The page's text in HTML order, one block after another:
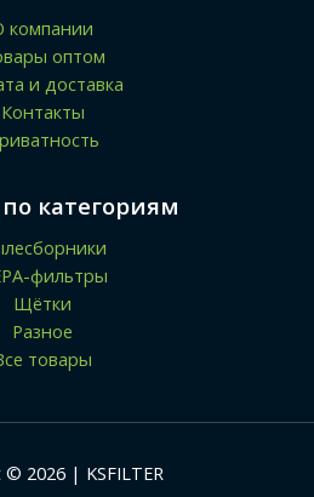
компании
оптом
и доставка
Контакты
категориям
фильтры
Щётки
Разное
товары
2026 | KSFILTER